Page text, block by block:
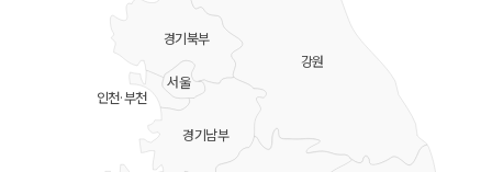
강원
경기북부
경기남부
서울
인천·부천